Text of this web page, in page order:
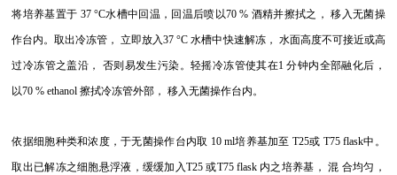
将培养基置于 37 °C水槽中回温，回温后喷以70 % 酒精并擦拭之， 移入无菌操
作台内。取出冷冻管， 立即放入37 °C 水槽中快速解冻， 水面高度不可接近或高
过冷冻管之盖沿， 否则易发生污染。轻摇冷冻管使其在1 分钟内全部融化后，
以70 % ethanol 擦拭冷冻管外部， 移入无菌操作台内。
依据细胞种类和浓度，于无菌操作台内取 10 ml培养基加至 T25或 T75 flask中。
取出已解冻之细胞悬浮液，缓缓加入T25 或T75 flask 内之培养基， 混 合均匀，